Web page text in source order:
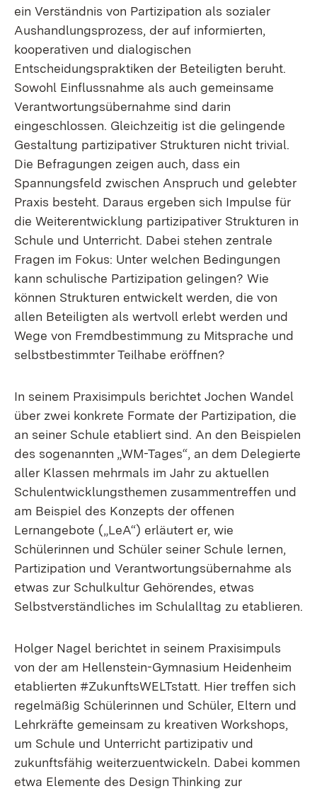
ein Verständnis von Partizipation als sozialer
Aushandlungsprozess, der auf informierten,
kooperativen und dialogischen
Entscheidungspraktiken der Beteiligten beruht.
Sowohl Einflussnahme als auch gemeinsame
Verantwortungsübernahme sind darin
eingeschlossen. Gleichzeitig ist die gelingende
Gestaltung partizipativer Strukturen nicht trivial.
Die Befragungen zeigen auch, dass ein
Spannungsfeld zwischen Anspruch und gelebter
Praxis besteht. Daraus ergeben sich Impulse für
die Weiterentwicklung partizipativer Strukturen in
Schule und Unterricht. Dabei stehen zentrale
Fragen im Fokus: Unter welchen Bedingungen
kann schulische Partizipation gelingen? Wie
können Strukturen entwickelt werden, die von
allen Beteiligten als wertvoll erlebt werden und
Wege von Fremdbestimmung zu Mitsprache und
selbstbestimmter Teilhabe eröffnen?
In seinem Praxisimpuls berichtet Jochen Wandel
über zwei konkrete Formate der Partizipation, die
an seiner Schule etabliert sind. An den Beispielen
des sogenannten „WM-Tages“, an dem Delegierte
aller Klassen mehrmals im Jahr zu aktuellen
Schulentwicklungsthemen zusammentreffen und
am Beispiel des Konzepts der offenen
Lernangebote („LeA“) erläutert er, wie
Schülerinnen und Schüler seiner Schule lernen,
Partizipation und Verantwortungsübernahme als
etwas zur Schulkultur Gehörendes, etwas
Selbstverständliches im Schulalltag zu etablieren.
Holger Nagel berichtet in seinem Praxisimpuls
von der am Hellenstein-Gymnasium Heidenheim
etablierten #ZukunftsWELTstatt. Hier treffen sich
regelmäßig Schülerinnen und Schüler, Eltern und
Lehrkräfte gemeinsam zu kreativen Workshops,
um Schule und Unterricht partizipativ und
zukunftsfähig weiterzuentwickeln. Dabei kommen
etwa Elemente des Design Thinking zur